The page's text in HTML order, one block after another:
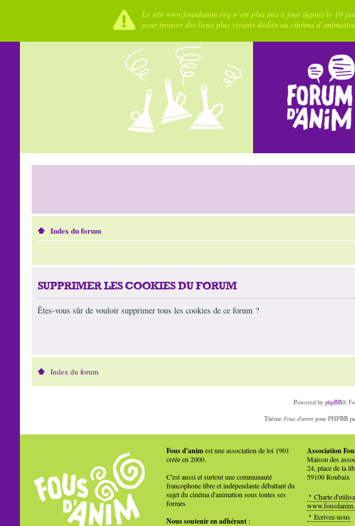
Le site www.fousdanim.org n’est plus mis à jour depuis le 10
pour trouver des lieux plus vivants dédiés au cinéma
Index du forum
SUPPRIMER LES COOKIES DU FORUM
Êtes-vous sûr de vouloir supprimer tous les cookies de ce forum ?
Index du forum
Powered by phpBB®
ThèmeFous d'anim pour PHPBB
Fous d'animest une association de loi 1901
créée en 2000.
C'est aussi et surtout une communauté
francophone libre et indépendante débattant du
sujet du cinéma d'animation sous toutes ses
formes
Nous soutenir en adhérant:
Association
Maison des
24, place de la
59100 Roubaix
Charte
Ecrivez-nous